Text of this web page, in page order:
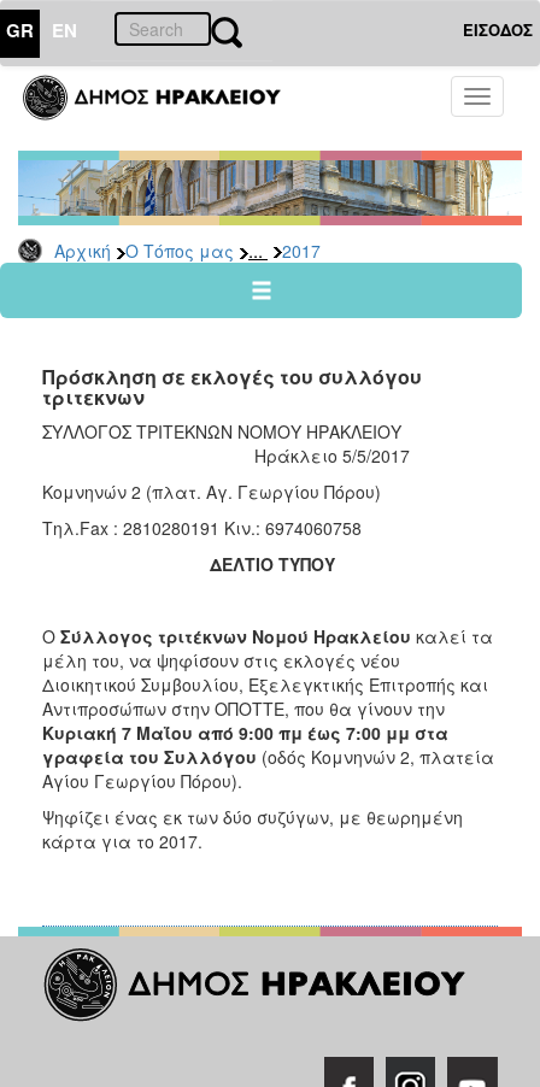
GR EN ΕΙΣΟΔΟΣ
Toggle
Αρχική Ο Τόπος μας ... 2017
ΤΟΠΟΣ
ΜΑΣ
Ανακοινώσεις
Αρχείο
2026
2024
2022
2021
2019
2018
2015
2012
2011
ΔΗΜΟΣ
ΑΝΘΕΚΤΙΚΗ
ΠΟΛΗ
Πρόσκληση σε εκλογές του συλλόγου
τριτεκνων
ΣΥΛΛΟΓΟΣ ΤΡΙΤΕΚΝΩΝ ΝΟΜΟΥ ΗΡΑΚΛΕΙΟΥ
Ηράκλειο 5/5/2017
Κομνηνών 2 (πλατ. Αγ. Γεωργίου Πόρου)
Τηλ.Fax : 2810280191 Κιν.: 6974060758
ΔΕΛΤΙΟ ΤΥΠΟΥ
Ο Σύλλογος τριτέκνων Νομού Ηρακλείου καλεί τα
μέλη του, να ψηφίσουν στις εκλογές νέου
Διοικητικού Συμβουλίου, Εξελεγκτικής Επιτροπής και
Αντιπροσώπων στην ΟΠΟΤΤΕ, που θα γίνουν την
Κυριακή 7 Μαΐου από 9:00 πμ έως 7:00 μμ στα
γραφεία του Συλλόγου (οδός Κομνηνών 2, πλατεία
Αγίου Γεωργίου Πόρου).
Ψηφίζει ένας εκ των δύο συζύγων, με θεωρημένη
κάρτα για το 2017.